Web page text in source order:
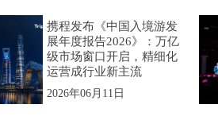
携程发布《中国入境游发
展年度报告2026》：万亿
级市场窗口开启，精细化
运营成行业新主流
2026年06月11日